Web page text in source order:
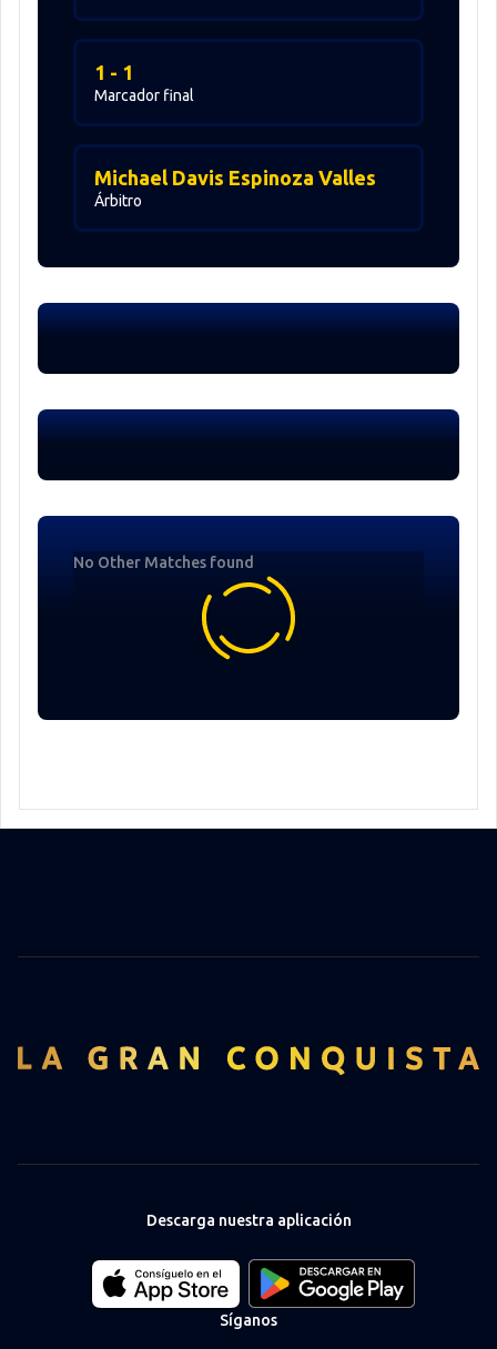
Marcador final
1 - 1
Árbitro
Michael Davis Espinoza Valles
No Other Matches found
Descarga nuestra aplicación
Download
our
app
Download
our
app
Síganos